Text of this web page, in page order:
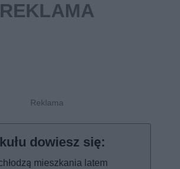
mieszkania latem